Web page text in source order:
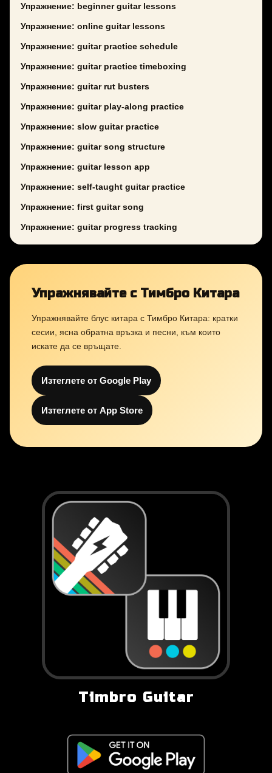
Упражнение: beginner guitar lessons
Упражнение: online guitar lessons
Упражнение: guitar practice schedule
Упражнение: guitar practice timeboxing
Упражнение: guitar rut busters
Упражнение: guitar play-along practice
Упражнение: slow guitar practice
Упражнение: guitar song structure
Упражнение: guitar lesson app
Упражнение: self-taught guitar practice
Упражнение: first guitar song
Упражнение: guitar progress tracking
Упражнявайте с Тимбро Китара
Упражнявайте блус китара с Тимбро Китара: кратки
сесии, ясна обратна връзка и песни, към които
искате да се връщате.
Изтеглете от Google Play
Изтеглете от App Store
Timbro Guitar